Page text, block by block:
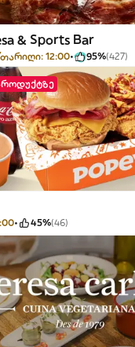
& Sports Bar
12:00 95%(427)
45%(46)